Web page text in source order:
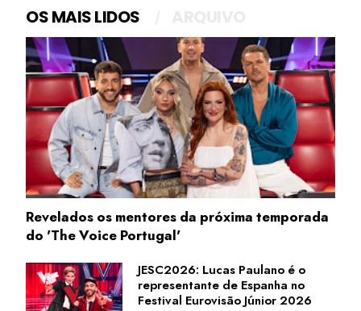
OS MAIS LIDOS
Revelados os mentores da próxima temporada
do 'The Voice Portugal'
JESC2026: Lucas Paulano é o
representante de Espanha no
Festival Eurovisão Júnior 2026